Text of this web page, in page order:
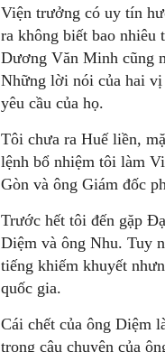
Viện trưởng có uy tín
ra không biết bao
Dương Văn Minh cũng
Những lời nói của hai vị
yêu cầu của họ.
Tôi chưa ra Huế liền,
lệnh bổ nhiệm tôi làm
Gòn và ông Giám đốc
Trước hết tôi đến gặp
Diệm và ông Nhu. Tuy
tiếng khiếm khuyết
quốc gia.
Cái chết của ông Diệm
trong câu chuyện của